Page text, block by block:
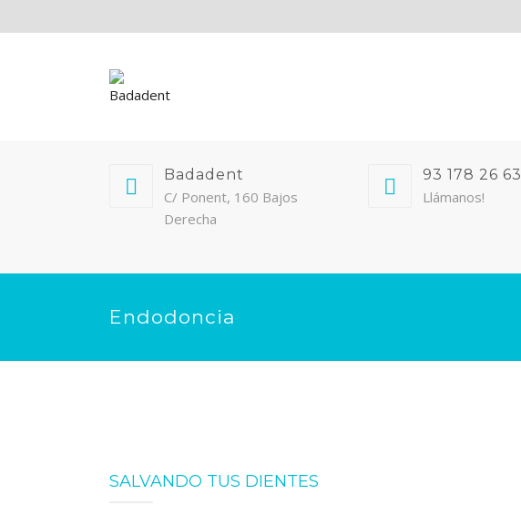
Badadent
C/ Ponent, 160 Bajos
Derecha
93 178 26 63
Llámanos!
Endodoncia
SALVANDO TUS DIENTES